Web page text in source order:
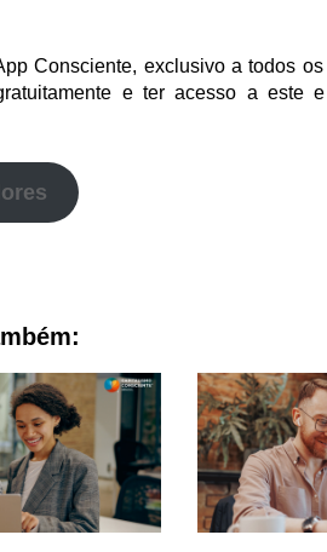
Consciente, exclusivo a todos
e ter acesso a este